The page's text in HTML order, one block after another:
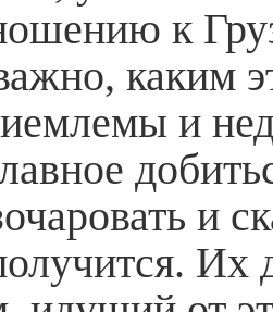
к
каким
и
и
Их